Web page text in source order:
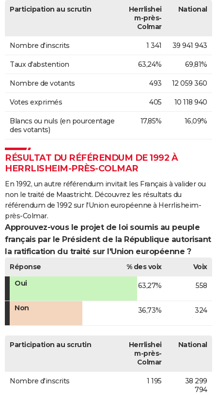
Participation au scrutin
Herrlishei
m-près-
Colmar
National
Nombre d'inscrits 1 341 39 941 943
Taux d'abstention 63,24% 69,81%
Nombre de votants 493 12 059 360
Votes exprimés 405 10 118 940
Blancs ou nuls (en pourcentage
des votants)
17,85% 16,09%
RÉSULTAT DU RÉFÉRENDUM DE 1992 À
HERRLISHEIM-PRÈS-COLMAR
En 1992, un autre référendum invitait les Français à valider ou
non le traité de Maastricht. Découvrez les résultats du
référendum de 1992 sur l'Union européenne à Herrlisheim-
près-Colmar.
Approuvez-vous le projet de loi soumis au peuple
français par le Président de la République autorisant
la ratification du traité sur l'Union européenne ?
Réponse % des voix
Voix
Oui
63,27% 558
Non 36,73% 324
Participation au scrutin
Herrlishei
m-près-
Colmar
National
Nombre d'inscrits 1 195
38 299
794